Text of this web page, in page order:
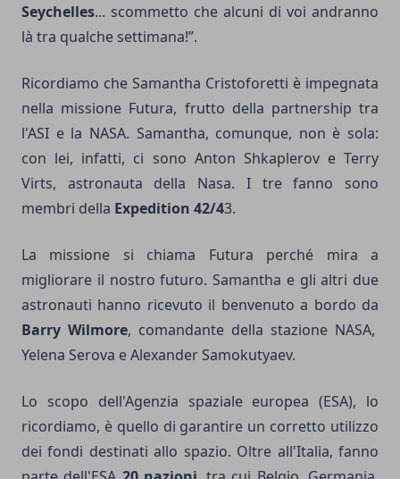
Seychelles... scommetto che alcuni di voi andranno
là tra qualche settimana!”.
Ricordiamo che Samantha Cristoforetti è impegnata
nella missione Futura, frutto della partnership tra
l'ASI e la NASA. Samantha, comunque, non è sola:
con lei, infatti, ci sono Anton Shkaplerov e Terry
Virts, astronauta della Nasa. I tre fanno sono
membri della Expedition 42/43.
La missione si chiama Futura perché mira a
migliorare il nostro futuro. Samantha e gli altri due
astronauti hanno ricevuto il benvenuto a bordo da
Barry Wilmore, comandante della stazione NASA,
Yelena Serova e Alexander Samokutyaev.
Lo scopo dell'Agenzia spaziale europea (ESA), lo
ricordiamo, è quello di garantire un corretto utilizzo
dei fondi destinati allo spazio. Oltre all'Italia, fanno